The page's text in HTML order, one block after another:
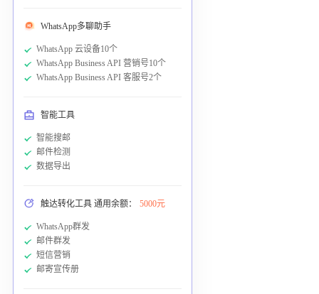
WhatsApp多聊助手
WhatsApp 云设备10个
WhatsApp Business API 营销号10个
WhatsApp Business API 客服号2个
智能工具
智能搜邮
邮件检测
数据导出
触达转化工具 通用余额： 5000元
WhatsApp群发
邮件群发
短信营销
邮寄宣传册